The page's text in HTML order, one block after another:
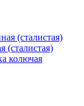
(сталистая)
колючая